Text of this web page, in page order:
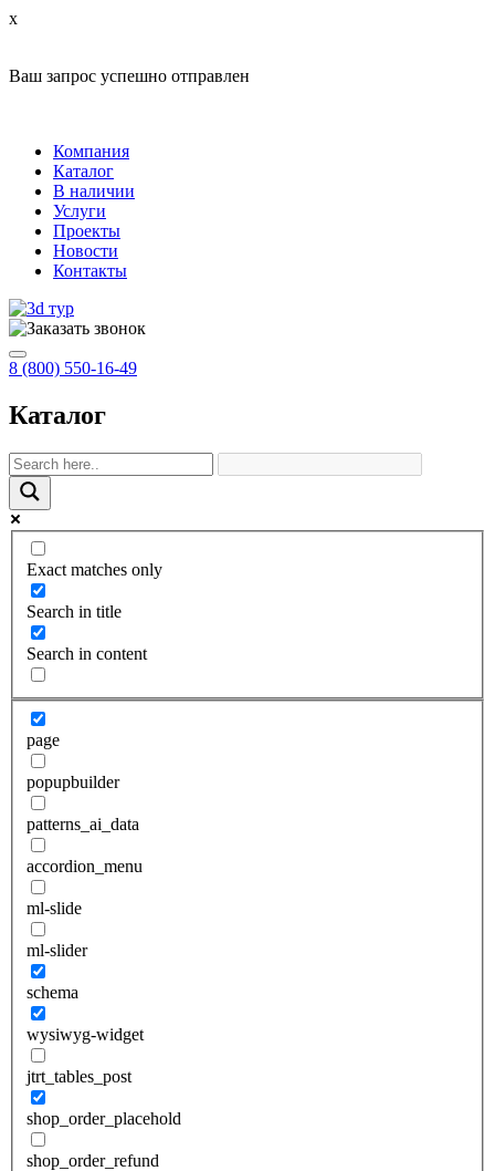
x
Ваш запрос успешно отправлен
Компания
Каталог
В наличии
Услуги
Проекты
Новости
Контакты
8 (800) 550-16-49
Каталог
Exact matches only
Search in title
Search in content
page
popupbuilder
patterns_ai_data
accordion_menu
ml-slide
ml-slider
schema
wysiwyg-widget
jtrt_tables_post
shop_order_placehold
shop_order_refund